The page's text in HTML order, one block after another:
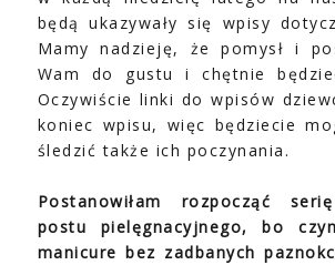
będą ukazywały się wpisy
Mamy nadzieję, że pomysł i
Wam do gustu i chętnie
Oczywiście linki do wpisów
koniec wpisu, więc będziecie
śledzić także ich poczynania.
Postanowiłam rozpocząć
postu pielęgnacyjnego, bo
manicure bez zadbanych